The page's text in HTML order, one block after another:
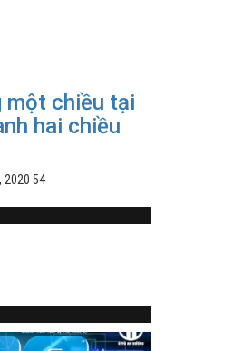
một chiều tại
hai chiều
2020 54